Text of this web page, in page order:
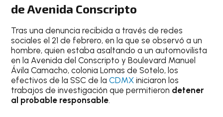
de Avenida Conscripto
Tras una denuncia recibida a través de redes
sociales el 21 de febrero, en la que se observó a un
hombre, quien estaba asaltando a un automovilista
en la Avenida del Conscripto y Boulevard Manuel
Ávila Camacho, colonia Lomas de Sotelo, los
efectivos de la SSC de laCDMX iniciaron los
trabajos de investigación que permitieron detener
al probable responsable.